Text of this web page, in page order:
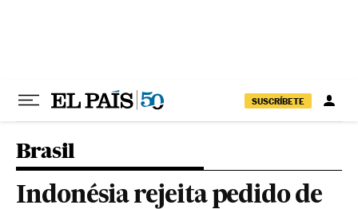
SUSCRÍBETE
Brasil
Indonésia rejeita pedido de